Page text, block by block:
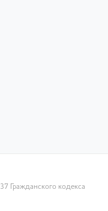
Гражданского кодекса